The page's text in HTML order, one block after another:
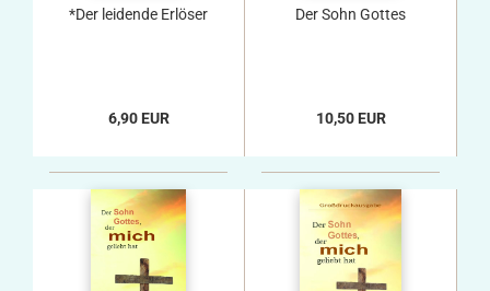
*Der leidende Erlöser
6,90 EUR
Der Sohn Gottes
10,50 EUR